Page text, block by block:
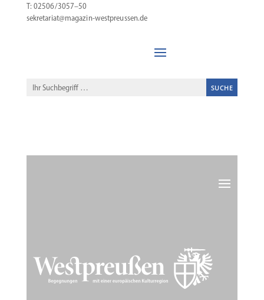
T: 02506/3057–50
sekretariat@magazin-westpreussen.de